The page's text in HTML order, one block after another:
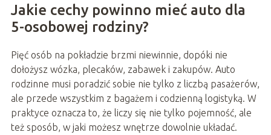
Jakie cechy powinno mieć auto dla
5-osobowej rodziny?
Pięć osób na pokładzie brzmi niewinnie, dopóki nie
dołożysz wózka, plecaków, zabawek i zakupów. Auto
rodzinne musi poradzić sobie nie tylko z liczbą pasażerów,
ale przede wszystkim z bagażem i codzienną logistyką. W
praktyce oznacza to, że liczy się nie tylko pojemność, ale
też sposób, w jaki możesz wnętrze dowolnie układać.